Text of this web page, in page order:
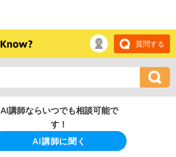
質問する
AI講師ならいつでも相談可能で
す！
AI講師に聞く